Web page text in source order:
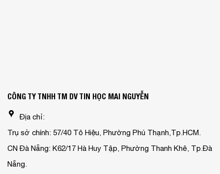
CÔNG TY TNHH TM DV TIN HỌC MAI NGUYỄN
Địa chỉ:
Trụ sở chính: 57/40 Tô Hiệu, Phường Phú Thạnh,Tp.HCM.
CN Đà Nẵng: K62/17 Hà Huy Tập, Phường Thanh Khê, Tp.Đà
Nẵng.